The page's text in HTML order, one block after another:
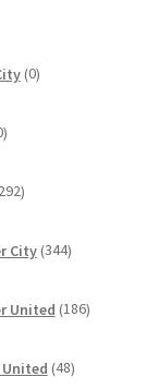
0izdelkov
izdelkov
izdelkov
City 344izdelkov
United 186izdelkov
48izdelkov